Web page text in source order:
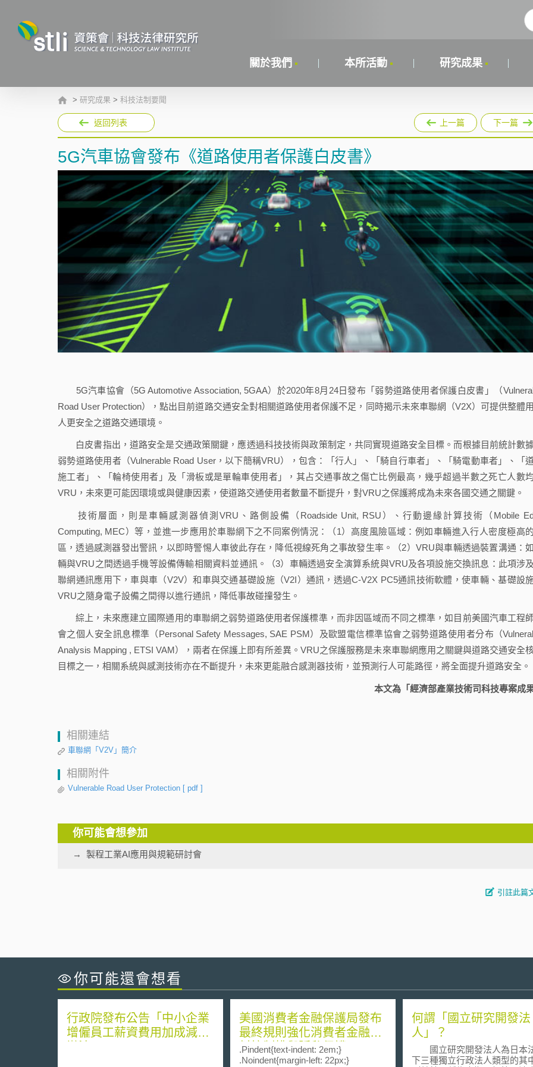
關於我們 本所活動 研究成果
> 研究成果 > 科技法制要聞
返回列表 上一篇 下一篇
5G汽車協會發布《道路使用者保護白皮書》
5G汽車協會（5G Automotive Association, 5GAA）於2020年8月24日發布「弱勢道路使用者保護白皮書」（
Road User Protection），點出目前道路交通安全對相關道路使用者保護不足，同時揭示未來車聯網（V2X）可提供整體
人更安全之道路交通環境。
白皮書指出，道路安全是交通政策關鍵，應透過科技技術與政策制定，共同實現道路安全目標。而根據目前統計數據
弱勢道路使用者（Vulnerable Road User，以下簡稱VRU），包含：「行人」、「騎自行車者」、「騎電動車者」、「
施工者」、「輪椅使用者」及「滑板或是單輪車使用者」，其占交通事故之傷亡比例最高，幾乎超過半數之死亡人數
VRU，未來更可能因環境或與健康因素，使道路交通使用者數量不斷提升，對VRU之保護將成為未來各國交通之關鍵。
技術層面，則是車輛感測器偵測VRU、路側設備（Roadside Unit, RSU）、行動邊緣計算技術（Mobile
Computing, MEC）等，並進一步應用於車聯網下之不同案例情況：（1）高度風險區域：例如車輛進入行人密度極高
區，透過感測器發出警訊，以即時警惕人車彼此存在，降低視線死角之事故發生率。（2）VRU與車輛透過裝置溝通：
輛與VRU之間透過手機等設備傳輸相關資料並通訊。（3）車輛透過安全演算系統與VRU及各項設施交換訊息：此項涉
聯網通訊應用下，車與車（V2V）和車與交通基礎設施（V2I）通訊，透過C-V2X PC5通訊技術軟體，使車輛、基礎設
VRU之隨身電子設備之間得以進行通訊，降低事故碰撞發生。
綜上，未來應建立國際通用的車聯網之弱勢道路使用者保護標準，而非因區域而不同之標準，如目前美國汽車工程
會之個人安全訊息標準（Personal Safety Messages, SAE PSM）及歐盟電信標準協會之弱勢道路使用者分布（
Analysis Mapping , ETSI VAM），兩者在保護上即有所差異。VRU之保護服務是未來車聯網應用之關鍵與道路交通安全
目標之一，相關系統與感測技術亦在不斷提升，未來更能融合感測器技術，並預測行人可能路徑，將全面提升道路安全。
本文為「經濟部產業技術司科技專案成果
相關連結
車聯網「V2V」簡介
相關附件
Vulnerable Road User Protection [ pdf ]
你可能會想參加
製程工業AI應用與規範研討會
引註此篇
你可能還會想看
行政院發布公告「中小企業
增僱員工薪資費用加成減除
美國消費者金融保護局發布
最終規則強化消費者金融資
料控制權與隱私保護
.Pindent{text-indent: 2em;}
.Noindent{margin-left: 22px;}
何謂「國立研究開發法
人」？
國立研究開發法人為日本
下三種獨立行政法人類型的其